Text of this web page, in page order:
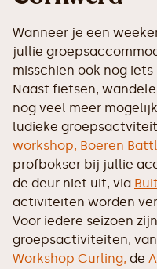
Wanneer je een
jullie
misschien ook nog
Naast fietsen,
nog veel meer
ludieke
workshop, Boeren
profbokser bij jullie
de deur niet uit, via
activiteiten worden
Voor iedere seizoen
groepsactiviteiten,
Workshop Curling, de